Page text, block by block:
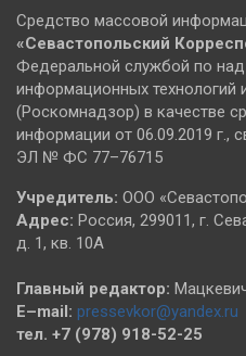
Средство массовой
«Севастопольский
Федеральной службой по
информационных технологий
(Роскомнадзор) в качестве
информации от 06.09.2019 г.,
ЭЛ № ФС 77–76715
Учредитель: ООО
Адрес: Россия, 299011, г.
д. 1, кв. 10А
Главный редактор:
E–mail: pressevkor@yandex.ru
тел. +7 (978) 918-52-25